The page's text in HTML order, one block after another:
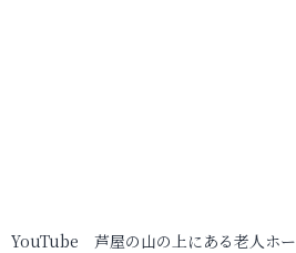
YouTube 芦屋の山の上にある老人ホ